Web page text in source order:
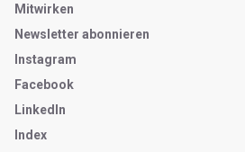
Mitwirken
Newsletter abonnieren
Instagram
Facebook
LinkedIn
Index